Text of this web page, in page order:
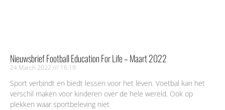
Nieuwsbrief Football Education For Life – Maart 2022
24 March 2022 16:19
Sport verbindt en biedt lessen voor het leven. Voetbal kan het
verschil maken voor kinderen over de hele wereld. Ook op
plekken waar sportbeleving niet